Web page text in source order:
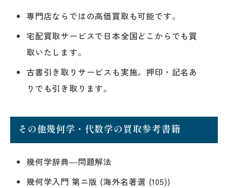
専門店ならではの高価買取も可能です。
宅配買取サービスで日本全国どこからでも買
取いたします。
古書引き取りサービスも実施。押印・記名あ
りでも引き取ります。
その他幾何学・代数学の買取参考書籍
幾何学辞典―問題解法
幾何学入門 第ニ版 (海外名著選 (105))